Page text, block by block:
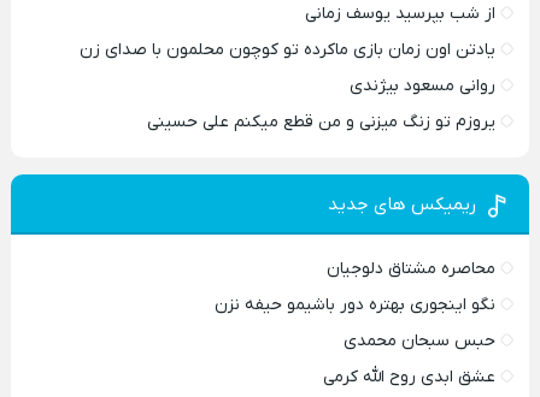
از شب بپرسید یوسف زمانی
یادتن اون زمان بازی ماکرده تو کوچون محلمون با صدای زن
روانی مسعود بیژندی
یروزم تو زنگ میزنی و من قطع میکنم علی حسینی
ریمیکس های جدید
محاصره مشتاق دلوجیان
نگو اینجوری بهتره دور باشیمو حیفه نزن
حبس سبحان محمدی
عشق ابدی روح الله کرمی